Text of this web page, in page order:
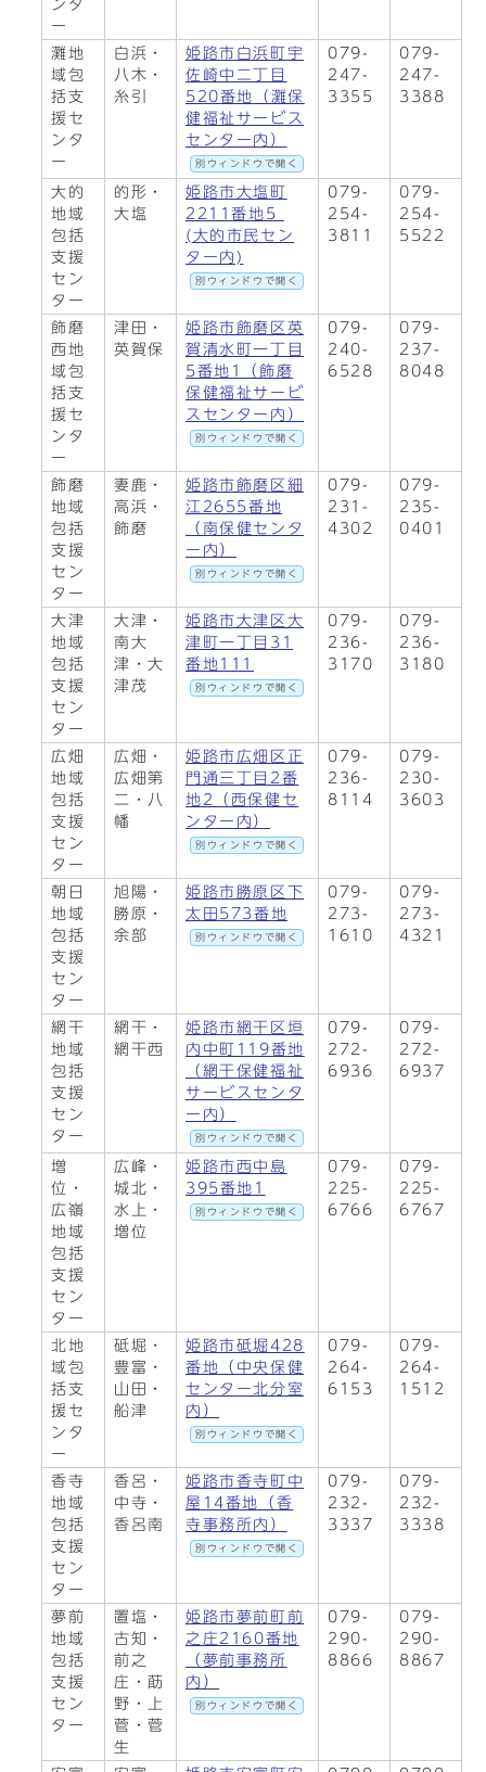
ンタ
ー
灘地
域包
括支
援セ
ンタ
ー
白浜・
八木・
糸引
姫路市白浜町宇
佐崎中二丁目
520番地（灘保
健福祉サービス
センター内）
別ウィンドウで開く
079-
247-
3355
079-
247-
3388
大的
地域
包括
支援
セン
ター
的形・
大塩
姫路市大塩町
2211番地5
(大的市民セン
ター内)
別ウィンドウで開く
079-
254-
3811
079-
254-
5522
飾磨
西地
域包
括支
援セ
ンタ
ー
津田・
英賀保
姫路市飾磨区英
賀清水町一丁目
5番地1（飾磨
保健福祉サービ
スセンター内）
別ウィンドウで開く
079-
240-
6528
079-
237-
8048
飾磨
地域
包括
支援
セン
ター
妻鹿・
高浜・
飾磨
姫路市飾磨区細
江2655番地
（南保健センタ
ー内）
別ウィンドウで開く
079-
231-
4302
079-
235-
0401
大津
地域
包括
支援
セン
ター
大津・
南大
津・大
津茂
姫路市大津区大
津町一丁目31
番地111
別ウィンドウで開く
079-
236-
3170
079-
236-
3180
広畑
地域
包括
支援
セン
ター
広畑・
広畑第
二・八
幡
姫路市広畑区正
門通三丁目2番
地2（西保健セ
ンター内）
別ウィンドウで開く
079-
236-
8114
079-
230-
3603
朝日
地域
包括
支援
セン
ター
旭陽・
勝原・
余部
姫路市勝原区下
太田573番地
別ウィンドウで開く
079-
273-
1610
079-
273-
4321
網干
地域
包括
支援
セン
ター
網干・
網干西
姫路市網干区垣
内中町119番地
（網干保健福祉
サービスセンタ
ー内）
別ウィンドウで開く
079-
272-
6936
079-
272-
6937
増
位・
広嶺
地域
包括
支援
セン
ター
広峰・
城北・
水上・
増位
姫路市西中島
395番地1
別ウィンドウで開く
079-
225-
6766
079-
225-
6767
北地
域包
括支
援セ
ンタ
ー
砥堀・
豊富・
山田・
船津
姫路市砥堀428
番地（中央保健
センター北分室
内）
別ウィンドウで開く
079-
264-
6153
079-
264-
1512
香寺
地域
包括
支援
セン
ター
香呂・
中寺・
香呂南
姫路市香寺町中
屋14番地（香
寺事務所内）
別ウィンドウで開く
079-
232-
3337
079-
232-
3338
夢前
地域
包括
支援
セン
ター
置塩・
古知・
前之
庄・莇
野・上
菅・菅
生
姫路市夢前町前
之庄2160番地
（夢前事務所
内）
別ウィンドウで開く
079-
290-
8866
079-
290-
8867